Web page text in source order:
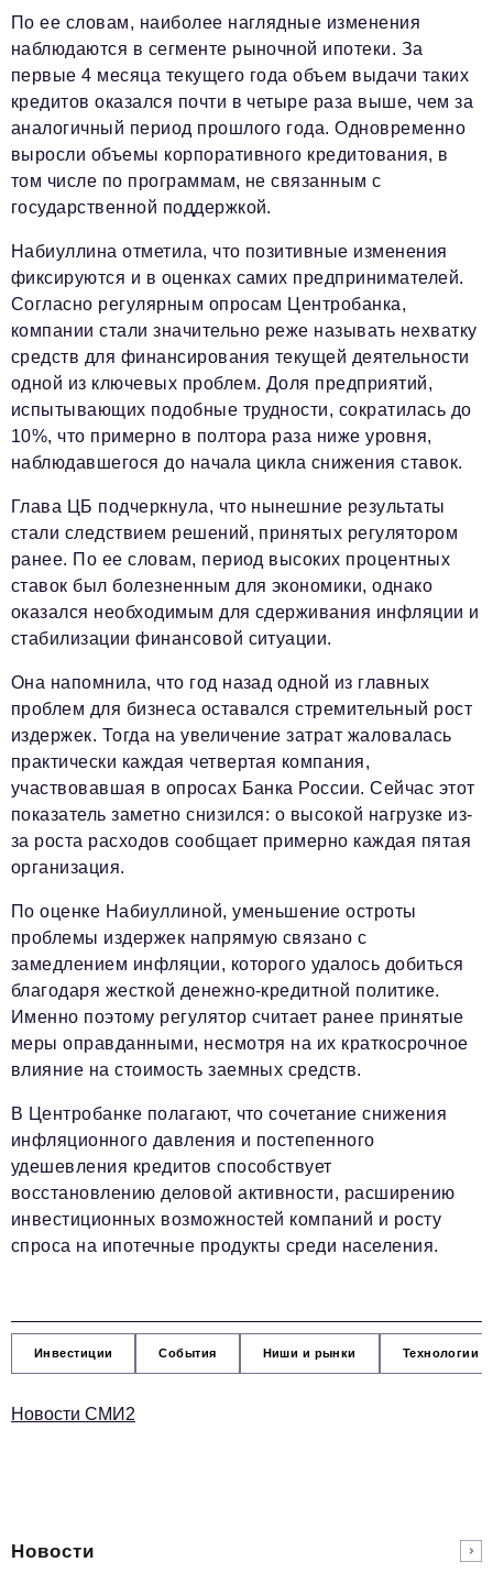
По ее словам, наиболее наглядные изменения
наблюдаются в сегменте рыночной ипотеки. За
первые 4 месяца текущего года объем выдачи таких
кредитов оказался почти в четыре раза выше, чем за
аналогичный период прошлого года. Одновременно
выросли объемы корпоративного кредитования, в
том числе по программам, не связанным с
государственной поддержкой.
Набиуллина отметила, что позитивные изменения
фиксируются и в оценках самих предпринимателей.
Согласно регулярным опросам Центробанка,
компании стали значительно реже называть нехватку
средств для финансирования текущей деятельности
одной из ключевых проблем. Доля предприятий,
испытывающих подобные трудности, сократилась до
10%, что примерно в полтора раза ниже уровня,
наблюдавшегося до начала цикла снижения ставок.
Глава ЦБ подчеркнула, что нынешние результаты
стали следствием решений, принятых регулятором
ранее. По ее словам, период высоких процентных
ставок был болезненным для экономики, однако
оказался необходимым для сдерживания инфляции и
стабилизации финансовой ситуации.
Она напомнила, что год назад одной из главных
проблем для бизнеса оставался стремительный рост
издержек. Тогда на увеличение затрат жаловалась
практически каждая четвертая компания,
участвовавшая в опросах Банка России. Сейчас этот
показатель заметно снизился: о высокой нагрузке из-
за роста расходов сообщает примерно каждая пятая
организация.
По оценке Набиуллиной, уменьшение остроты
проблемы издержек напрямую связано с
замедлением инфляции, которого удалось добиться
благодаря жесткой денежно-кредитной политике.
Именно поэтому регулятор считает ранее принятые
меры оправданными, несмотря на их краткосрочное
влияние на стоимость заемных средств.
В Центробанке полагают, что сочетание снижения
инфляционного давления и постепенного
удешевления кредитов способствует
восстановлению деловой активности, расширению
инвестиционных возможностей компаний и росту
спроса на ипотечные продукты среди населения.
Инвестиции События Ниши и рынки Технологии
Новости СМИ2
Новости